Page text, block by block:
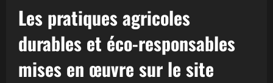
Les pratiques agricoles
durables et éco-responsables
mises en œuvre sur le site